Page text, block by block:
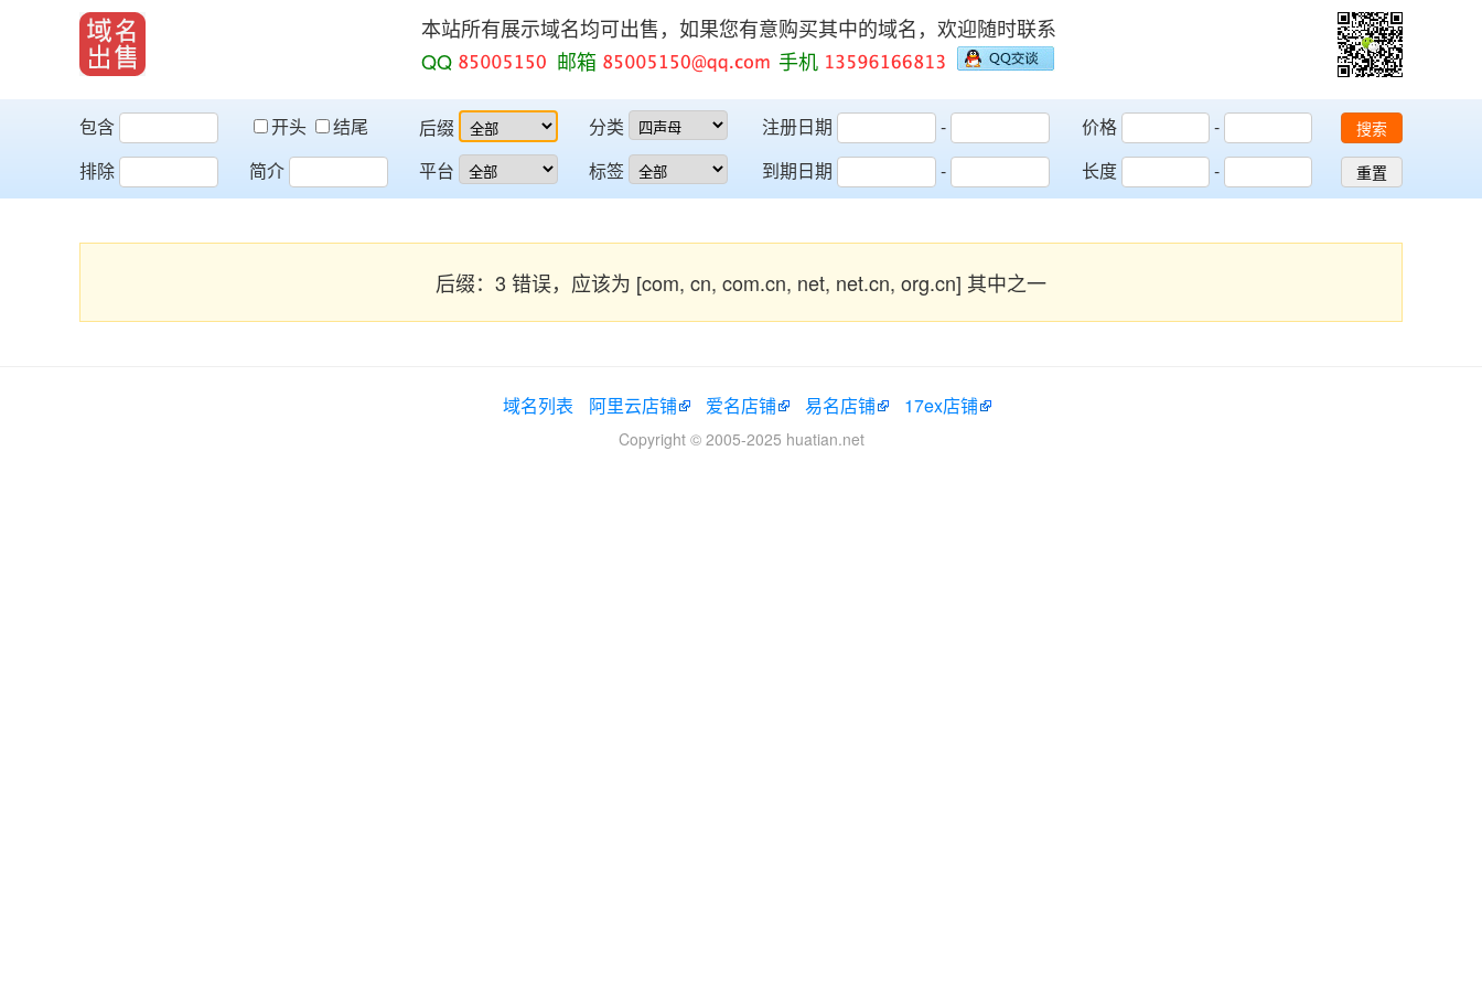
本站所有展示域名均可出售，如果您有意购买其中的域名，欢迎随时联系
QQ
邮箱 手机
包含 开头
结尾
排除
简介
后缀
平台
分类
标签
注册日期
-
到期日期
-
价格
-
长度
-
搜索
重置
后缀：3 错误，应该为 [com, cn, com.cn, net, net.cn, org.cn] 其中之一
域名列表 阿里云店铺 爱名店铺 易名店铺 17ex店铺
Copyright © 2005-2025 huatian.net